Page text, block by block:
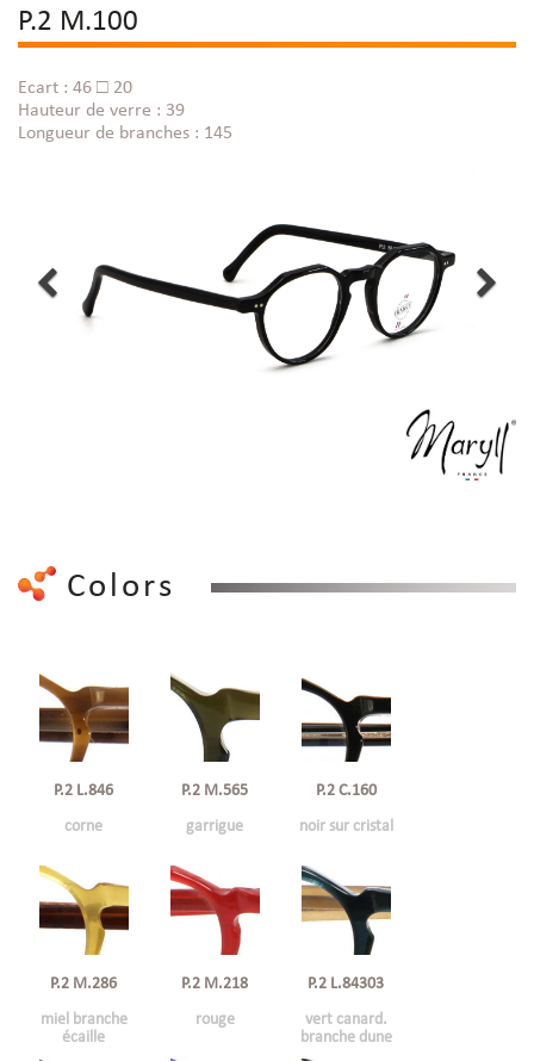
P.2 M.100
Ecart : 46 □ 20
Hauteur de verre : 39
Longueur de branches : 145
Colors
P.2 L.846
corne
P.2 M.565
garrigue
P.2 C.160
noir sur cristal
P.2 M.286
miel branche
écaille
P.2 M.218
rouge
P.2 L.84303
vert canard.
branche dune